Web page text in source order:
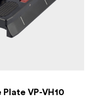
Plate VP-VH10